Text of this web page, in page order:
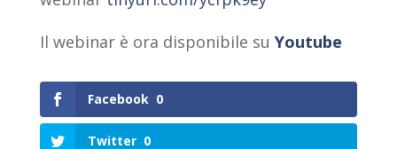
Il webinar è ora disponibile su Youtube
Facebook 0
Twitter 0